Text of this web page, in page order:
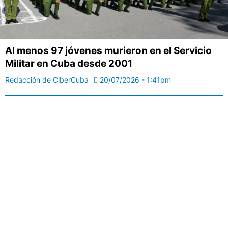
Al menos 97 jóvenes murieron en el Servicio
Militar en Cuba desde 2001
Redacción de CiberCuba 20/07/2026 - 1:41pm